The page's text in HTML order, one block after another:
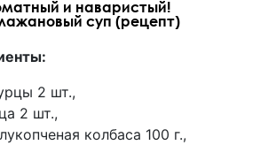
и наваристый!
суп (рецепт)
2 шт.,
2 шт.,
колбаса 100 г.,